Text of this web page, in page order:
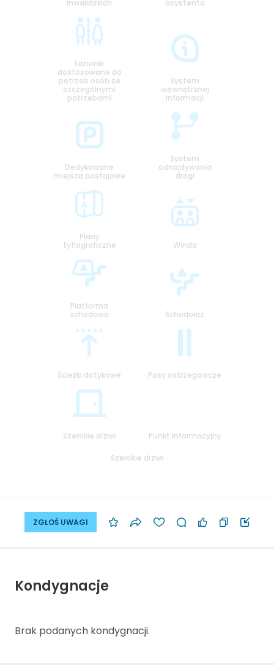
inwalidzkich asystenta
Łazienki
dostosowane do
potrzeb osób ze
szczególnymi
potrzebami
System
wewnętrznej
informacji
Dedykowane
miejsca postojowe
System
odnajdywania
drogi
Plany
tyflograficzne
Winda
Platforma
schodowa
Schodołaz
Ścieżki dotykowe Pasy ostrzegawcze
Szerokie drzwi Punkt informacyjny
Szerokie drzwi
ZGŁOŚ UWAGI
Kondygnacje
Brak podanych kondygnacji.